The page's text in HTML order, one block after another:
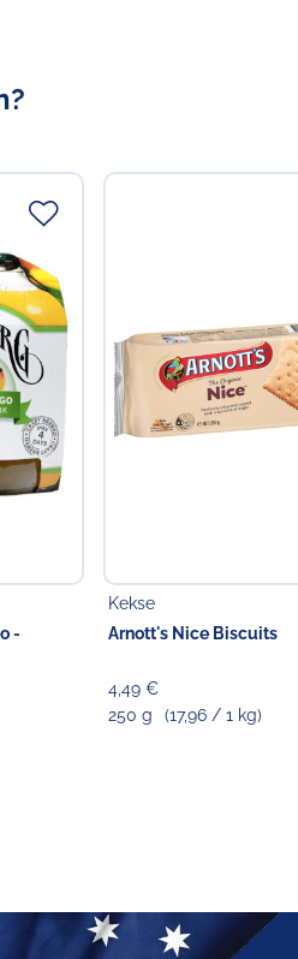
-
Kekse
Arnott's Nice Biscuits
4,49 €
250 g
(17,96 / 1 kg)